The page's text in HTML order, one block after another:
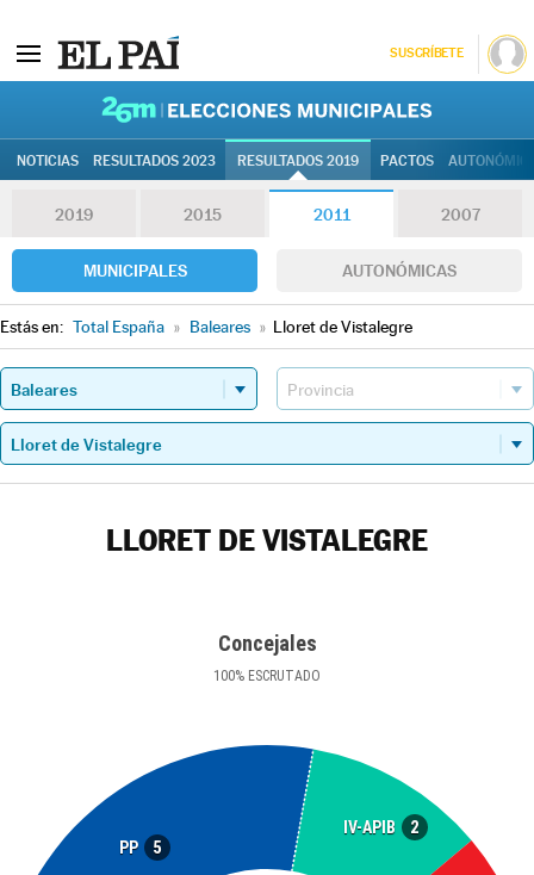
SUSCRÍBETE
NOTICIAS RESULTADOS 2023 RESULTADOS 2019 PACTOS
2019 2015 2011 2007
MUNICIPALES AUTONÓMICAS
Estás en: Total España » Baleares » Lloret de Vistalegre
LLORET DE VISTALEGRE
Concejales
100% ESCRUTADO
PP 5
IV-APIB 2